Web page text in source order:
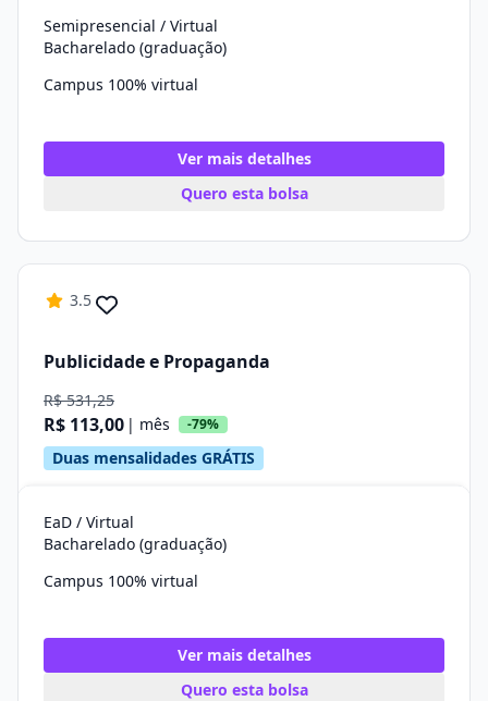
Semipresencial / Virtual
Bacharelado (graduação)
Campus 100% virtual
Ver mais detalhes
Quero esta bolsa
3.5
Publicidade e Propaganda
R$ 531,25
R$ 113,00 | mês -79%
Duas mensalidades GRÁTIS
EaD / Virtual
Bacharelado (graduação)
Campus 100% virtual
Ver mais detalhes
Quero esta bolsa